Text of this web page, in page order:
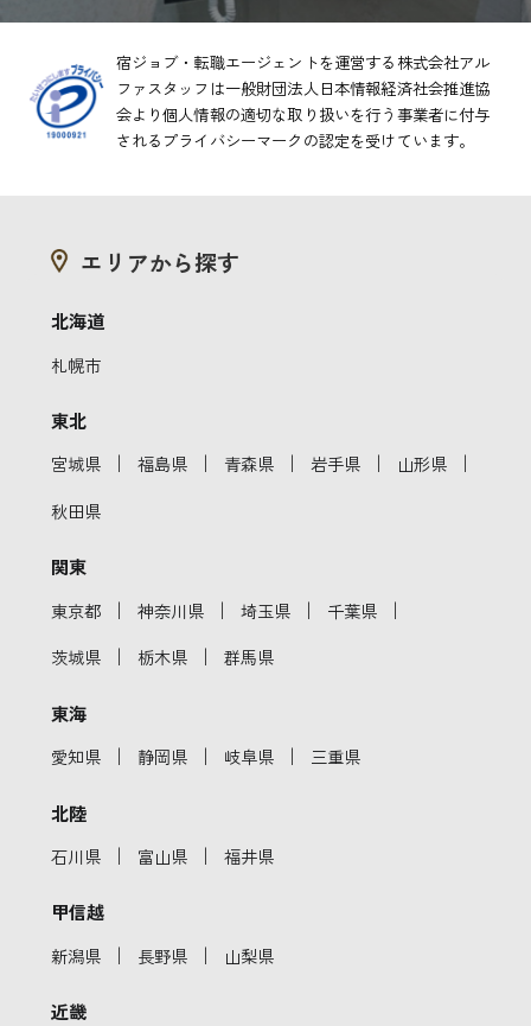
宿ジョブ・転職エージェントを運営する株式会社アル
ファスタッフは一般財団法人日本情報経済社会推進協
会より個人情報の適切な取り扱いを行う事業者に付与
されるプライバシーマークの認定を受けています。
エリアから探す
北海道
札幌市
東北
宮城県 ｜ 福島県 ｜ 青森県 ｜ 岩手県 ｜ 山形県 ｜
秋田県
関東
東京都 ｜ 神奈川県 ｜ 埼玉県 ｜ 千葉県 ｜
茨城県 ｜ 栃木県 ｜ 群馬県
東海
愛知県 ｜ 静岡県 ｜ 岐阜県 ｜ 三重県
北陸
石川県 ｜ 富山県 ｜ 福井県
甲信越
新潟県 ｜ 長野県 ｜ 山梨県
近畿